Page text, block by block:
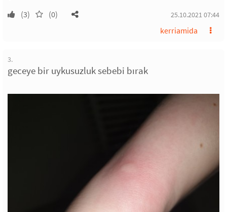
(3) (0) 25.10.2021 07:44
kerriamida
3.
geceye bir uykusuzluk sebebi bırak